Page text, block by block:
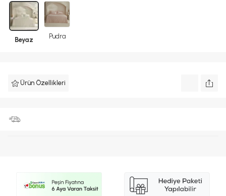
Beyaz Pudra
Ürün Özellikleri